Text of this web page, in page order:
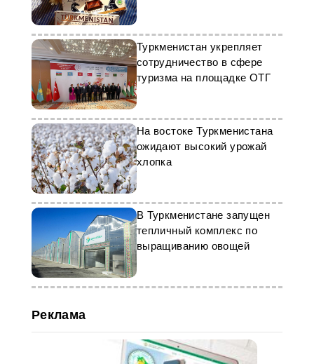
Туркменистан укрепляет
сотрудничество в сфере
туризма на площадке ОТГ
На востоке Туркменистана
ожидают высокий урожай
хлопка
В Туркменистане запущен
тепличный комплекс по
выращиванию овощей
Реклама